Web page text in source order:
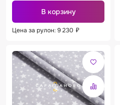
В корзину
Цена за рулон: 9 230 ₽